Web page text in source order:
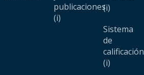
publicaciones
(i)
(i)
Sistema
de
calificación
(i)